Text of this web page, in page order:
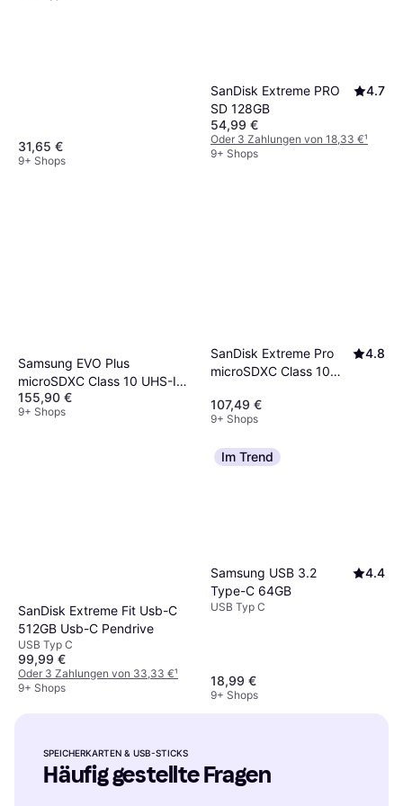
31,65 €
9+ Shops
SanDisk Extreme PRO
SD 128GB
4.7
54,99 €
Oder 3 Zahlungen von 18,33 €¹
9+ Shops
Samsung EVO Plus
microSDXC Class 10 UHS-I
U3 V30 A2 160MB/s 1TB +SD
adapter
155,90 €
9+ Shops
SanDisk Extreme Pro
microSDXC Class 10
200/140MB/s 512GB
4.8
107,49 €
9+ Shops
SanDisk Extreme Fit Usb-C
512GB Usb-C Pendrive
USB Typ C
99,99 €
Oder 3 Zahlungen von 33,33 €¹
9+ Shops
Im Trend
Samsung USB 3.2
Type-C 64GB
4.4
USB Typ C
18,99 €
9+ Shops
SPEICHERKARTEN & USB-STICKS
Häufig gestellte Fragen